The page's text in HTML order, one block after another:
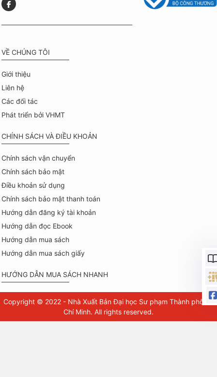
VỀ CHÚNG TÔI
Giới thiệu
Liên hệ
Các đối tác
Phát triển bởi VHMT
CHÍNH SÁCH VÀ ĐIỀU KHOẢN
Chính sách vận chuyển
Chính sách bảo mật
Điều khoản sử dụng
Chính sách bảo mật thanh toán
Hướng dẫn đăng ký tài khoản
Hướng dẫn đọc Ebook
Hướng dẫn mua sách
Hướng dẫn mua sách giấy
HƯỚNG DẪN MUA SÁCH NHANH
Copyright © 2022 - Nhà Xuất Bản Đại học Sư phạm Thành phố Hồ
Chí Minh. All rights reserved.